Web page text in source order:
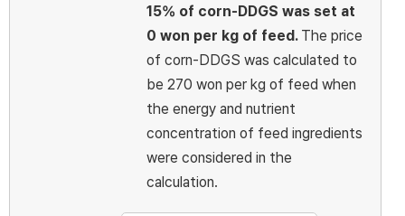
15% of corn-DDGS was set at
0 won per kg of feed. The price
of corn-DDGS was calculated to
be 270 won per kg of feed when
the energy and nutrient
concentration of feed ingredients
were considered in the
calculation.